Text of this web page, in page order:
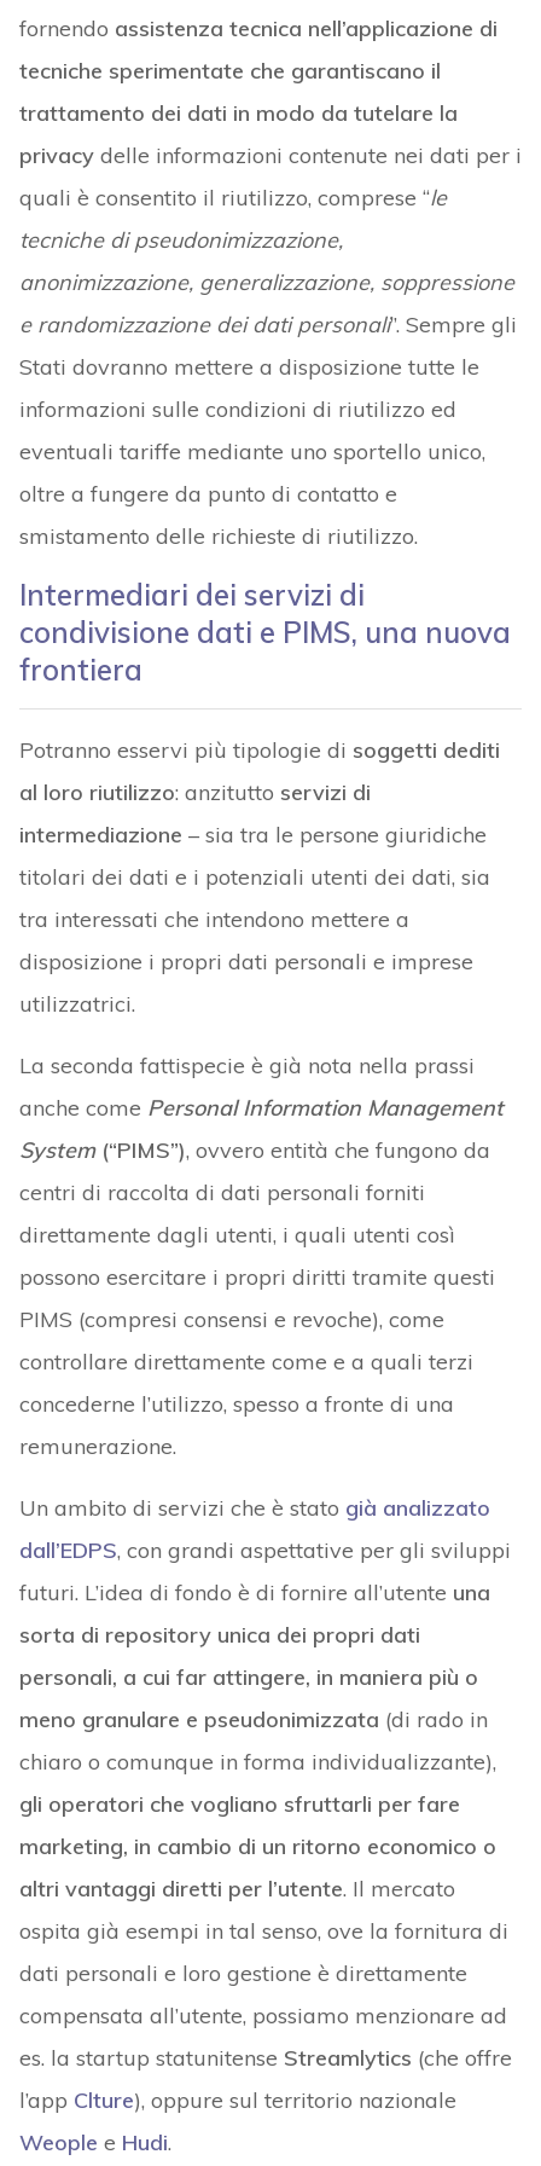
fornendo assistenza tecnica nell’applicazione di
tecniche sperimentate che garantiscano il
trattamento dei dati in modo da tutelare la
privacydelle informazioni contenute nei dati per i
quali è consentito il riutilizzo, comprese “le
tecniche di pseudonimizzazione,
anonimizzazione, generalizzazione, soppressione
e randomizzazione dei dati personali”. Sempre gli
Stati dovranno mettere a disposizione tutte le
informazioni sulle condizioni di riutilizzo ed
eventuali tariffe mediante uno sportello unico,
oltre a fungere da punto di contatto e
smistamento delle richieste di riutilizzo.
Intermediari dei servizi di
condivisione dati e PIMS, una nuova
frontiera
Potranno esservi più tipologie di soggetti dediti
al loro riutilizzo: anzitutto servizi di
intermediazione – sia tra le persone giuridiche
titolari dei dati e i potenziali utenti dei dati, sia
tra interessati che intendono mettere a
disposizione i propri dati personali e imprese
utilizzatrici.
La seconda fattispecie è già nota nella prassi
anche come Personal Information Management
System(“PIMS”), ovvero entità che fungono da
centri di raccolta di dati personali forniti
direttamente dagli utenti, i quali utenti così
possono esercitare i propri diritti tramite questi
PIMS (compresi consensi e revoche), come
controllare direttamente come e a quali terzi
concederne l’utilizzo, spesso a fronte di una
remunerazione.
Un ambito di servizi che è stato già analizzato
dall’EDPS, con grandi aspettative per gli sviluppi
futuri. L’idea di fondo è di fornire all’utente una
sorta di repository unica dei propri dati
personali, a cui far attingere, in maniera più o
meno granulare e pseudonimizzata (di rado in
chiaro o comunque in forma individualizzante),
gli operatori che vogliano sfruttarli per fare
marketing, in cambio di un ritorno economico o
altri vantaggi diretti per l’utente. Il mercato
ospita già esempi in tal senso, ove la fornitura di
dati personali e loro gestione è direttamente
compensata all’utente, possiamo menzionare ad
es. la startup statunitense Streamlytics (che offre
l’app Clture), oppure sul territorio nazionale
Weople e Hudi.